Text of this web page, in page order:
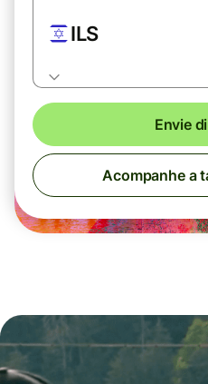
ILS
Envie
Acompanhe a